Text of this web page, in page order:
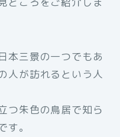
本三景の一つでもあ
人が訪れるという人
つ朱色の鳥居で知ら
す。